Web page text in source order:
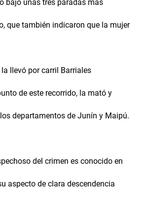
bajó unas tres paradas mas
que también indicaron que la mujer
llevó por carril Barriales
de este recorrido, la mató y
departamentos de Junín y Maipú.
del crimen es conocido en
aspecto de clara descendencia